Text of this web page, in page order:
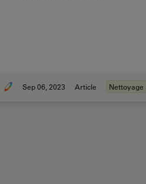
dissection
Sep 06, 2023 Article Nettoyage